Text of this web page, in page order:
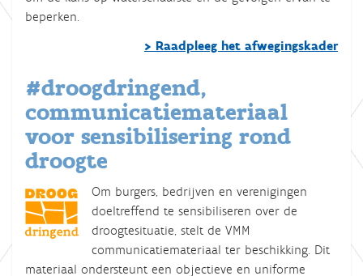
beperken.
> Raadpleeg het afwegingskader
#droogdringend,
communicatiemateriaal
voor sensibilisering rond
droogte
Om burgers, bedrijven en verenigingen
doeltreffend te sensibiliseren over de
droogtesituatie, stelt de VMM
communicatiemateriaal ter beschikking. Dit
materiaal ondersteunt een objectieve en uniforme